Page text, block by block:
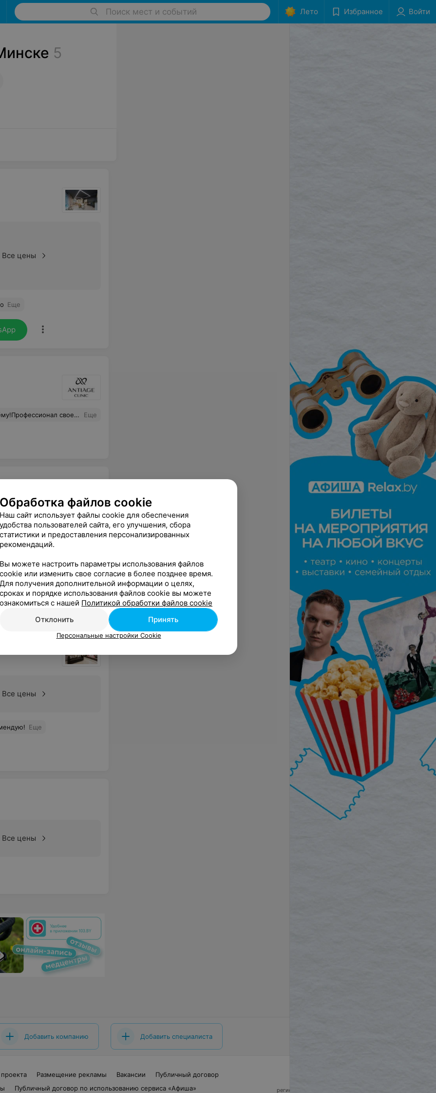
Поиск мест и событий Лето Избранное Войти
5
Все цены
Еще
не справлялся с моими волосами!Спасибо огромное Вам Артём, теперь я только Ваша клиентка! Еще
Все цены
и не поняла, из чего сложились 65 рублей. Также сказали про разных мастеров, но нигде не указаны скидки или акции к новому мастеру, значит прейскурант одинаковый. В общем, осадок остался не совсем приятный. Еще
Все цены
Еще
Все цены
Добавить компанию Добавить специалиста
Размещение рекламы Вакансии
Публичный договор
Публичный договор по использованию сервиса «Афиша»
регистрирующий орган - Минский горисполком
Обработка файлов cookie
Наш сайт использует файлы cookie для обеспечения
удобства пользователей сайта, его улучшения, сбора
статистики и предоставления персонализированных
рекомендаций.
Вы можете настроить параметры использования файлов
cookie или изменить свое согласие в более позднее время.
Для получения дополнительной информации о целях,
сроках и порядке использования файлов cookie вы можете
ознакомиться с нашей Политикой обработки файлов cookie
Отклонить
Принять
Персональные настройки Cookie